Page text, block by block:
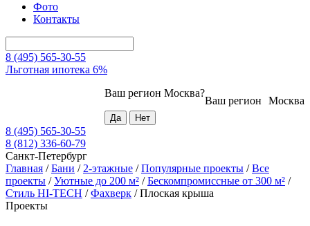
Фото
Контакты
8 (495) 565-30-55
Льготная ипотека 6%
Москва
Ваш регион
Ваш регион Москва?
8 (495) 565-30-55
8 (812) 336-60-79
Санкт-Петербург
Главная /Бани / 2-этажные /Популярные проекты /Все
проекты /Уютные до 200 м² /Бескомпромиссные от 300 м² /
Стиль HI-TECH /Фахверк /Плоская крыша
Проекты